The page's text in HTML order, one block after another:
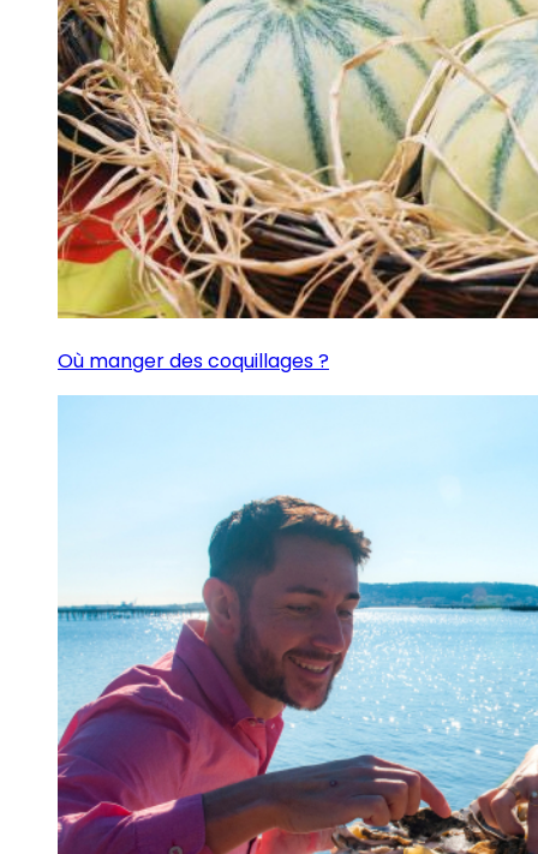
Où manger des coquillages ?